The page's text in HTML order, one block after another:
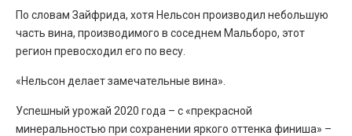
По словам Зайфрида, хотя Нельсон производил небольшую
часть вина, производимого в соседнем Мальборо, этот
регион превосходил его по весу.
«Нельсон делает замечательные вина».
Успешный урожай 2020 года – с «прекрасной
минеральностью при сохранении яркого оттенка финиша» –